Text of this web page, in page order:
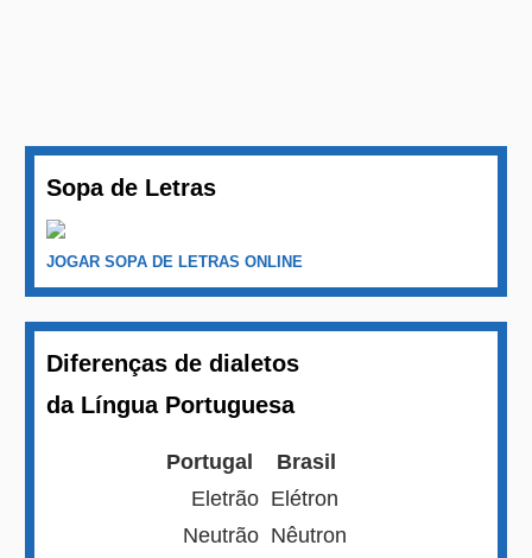
Sopa de Letras
JOGAR SOPA DE LETRAS ONLINE
Diferenças de dialetos
da Língua Portuguesa
Portugal
Brasil
Eletrão Elétron
Neutrão Nêutron